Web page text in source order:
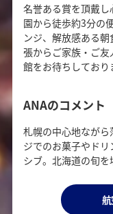
名誉ある賞を頂戴
園から徒歩約3分の
ンジ、解放感ある
張からご家族・ご
館をお待ちしており
ANAのコメント
札幌の中心地なが
ジでのお菓子やド
シブ。北海道の旬を